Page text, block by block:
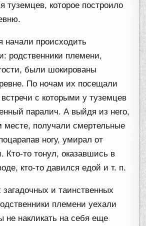
туземцев, которое построило
начали происходить
родственники племени,
были шокированы
По ночам их посещали
с которыми у туземцев
паралич. А выйдя из него,
получали смертельные
ногу, умирал от
Кто-то тонул, оказавшись в
кто-то давился едой и т. п.
загадочных и таинственных
племени уехали
не накликать на себя еще